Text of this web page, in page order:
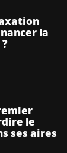
la
le
ses aires